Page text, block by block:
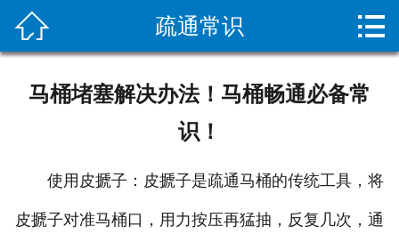
 疏通常识 
马桶堵塞解决办法！马桶畅通必备常
识！
‌使用皮搋子‌：皮搋子是疏通马桶的传统工具，将
皮搋子对准马桶口，用力按压再猛抽，反复几次，通